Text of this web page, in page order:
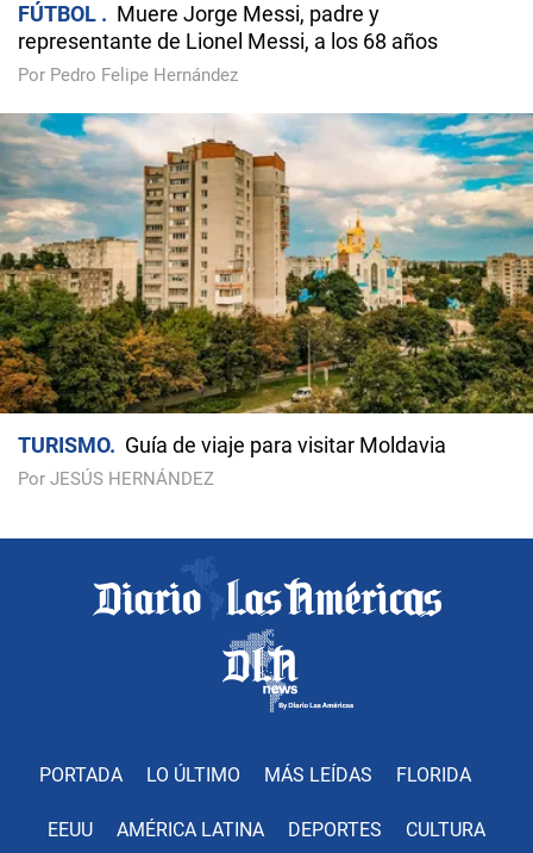
FÚTBOL
Muere Jorge Messi, padre y
representante de Lionel Messi, a los 68 años
Por Pedro Felipe Hernández
TURISMO Guía de viaje para visitar Moldavia
Por JESÚS HERNÁNDEZ
PORTADA LO ÚLTIMO MÁS LEÍDAS FLORIDA
EEUU AMÉRICA LATINA DEPORTES CULTURA